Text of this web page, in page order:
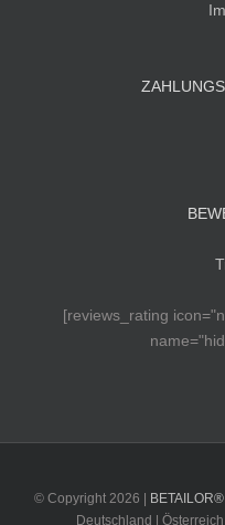
[reviews_rating
© Copyright 2026 | BETAILOR®
Deutschland |